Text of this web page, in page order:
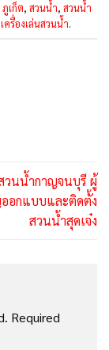
ภูเก็ต, สวนน้ำ, สวนน้ำ
ครื่องเล่นสวนน้ำ.
วนน้ำกาญจนบุรี ผู้
อกแบบและติดตั้ง
สวนน้ำสุดเจ๋ง
Required